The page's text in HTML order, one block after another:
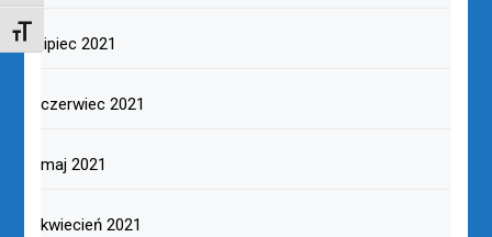
TOGGLE FONT SIZE
lipiec 2021
czerwiec 2021
maj 2021
kwiecień 2021